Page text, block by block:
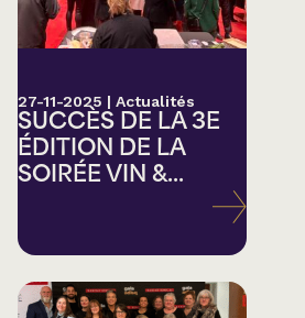
27-11-2025 | Actualités
SUCCÈS DE LA 3E
ÉDITION DE LA
SOIRÉE VIN &...